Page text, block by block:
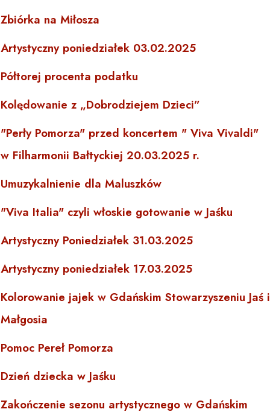
Zbiórka na Miłosza
Artystyczny poniedziałek 03.02.2025
Półtorej procenta podatku
Kolędowanie z „Dobrodziejem Dzieci”
"Perły Pomorza" przed koncertem " Viva Vivaldi"
w Filharmonii Bałtyckiej 20.03.2025 r.
Umuzykalnienie dla Maluszków
"Viva Italia" czyli włoskie gotowanie w Jaśku
Artystyczny Poniedziałek 31.03.2025
Artystyczny poniedziałek 17.03.2025
Kolorowanie jajek w Gdańskim Stowarzyszeniu Jaś i
Małgosia
Pomoc Pereł Pomorza
Dzień dziecka w Jaśku
Zakończenie sezonu artystycznego w Gdańskim